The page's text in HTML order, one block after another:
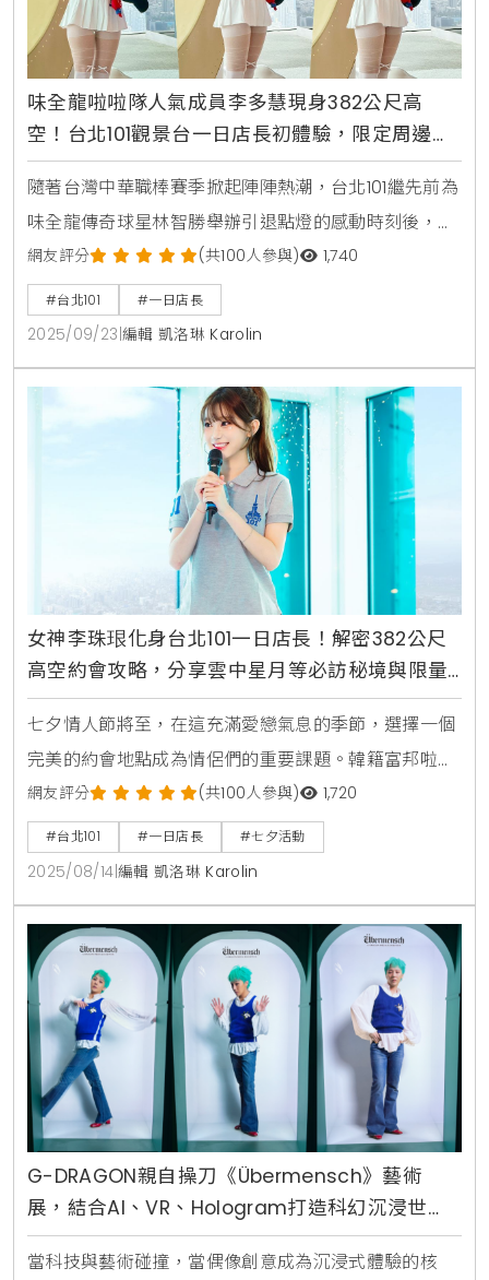
味全龍啦啦隊人氣成員李多慧現身382公尺高
空！台北101觀景台一日店長初體驗，限定周邊禮
包引爆粉絲收藏熱潮
隨著台灣中華職棒賽季掀起陣陣熱潮，台北101繼先前為
味全龍傳奇球星林智勝舉辦引退點燈的感動時刻後，再
度與棒球界跨界合作，於9月22日邀請到擁有超高人氣
的味全龍啦啦隊成員李多慧，親臨89樓觀景台，首次擔
任海拔382公尺高的「一日店長」，將球場上的熱情與
活力原封不動地帶到台北地標，與廣大粉絲在雲端之
上，共同創造一場難忘的甜蜜回憶。限定禮包誠意滿
滿，獨家熱舞引爆全場活動現場氣氛熱烈，李多慧換上
網友評分 (共100人參與) 1,740
#台北101 #一日店長
2025/09/23 編輯 凱洛琳 Karolin
女神李珠珢化身台北101一日店長！解密382公尺
高空約會攻略，分享雲中星月等必訪秘境與限量
商品
七夕情人節將至，在這充滿愛戀氣息的季節，選擇一個
完美的約會地點成為情侶們的重要課題。韓籍富邦啦啦
隊Fubon Angels人氣成員李珠珢，於日前首度登上台
北101觀景台，化身海拔382公尺的「一日店長」，以其
獨特的粉絲魅力與專業的體驗經驗，向大眾力薦台北101
作為絕佳的浪漫約會勝地。活動現場，李珠珢不僅親切
地以中文和粉絲互動，更換上她親自挑選的台北101限定
商品，包含黑色飛行外套、塔尖灰色POLO
網友評分 (共100人參與) 1,720
#台北101 #一日店長 #七夕活動
2025/08/14 編輯 凱洛琳 Karolin
G-DRAGON親自操刀《Übermensch》藝術
展，結合AI、VR、Hologram打造科幻沉浸世
界，台北101獨家呈現
當科技與藝術碰撞，當偶像創意成為沉浸式體驗的核